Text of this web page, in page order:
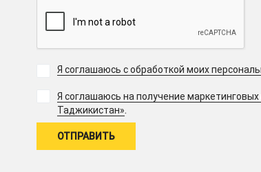
Я соглашаюсь с обработкой моих
Я соглашаюсь на получение
Таджикистан».